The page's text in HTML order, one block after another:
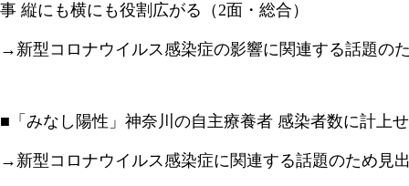
事 縦にも横にも役割広がる（2面・総合）
→新型コロナウイルス感染症の影響に関連する話題の
■「みなし陽性」神奈川の自主療養者 感染者数に計上
→新型コロナウイルス感染症に関連する話題のため見